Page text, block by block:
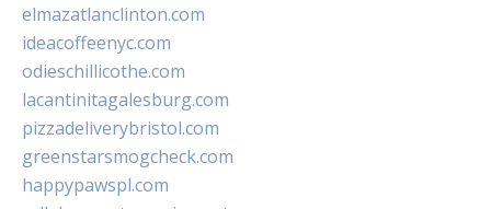
elmazatlanclinton.com
ideacoffeenyc.com
odieschillicothe.com
lacantinitagalesburg.com
pizzadeliverybristol.com
greenstarsmogcheck.com
happypawspl.com